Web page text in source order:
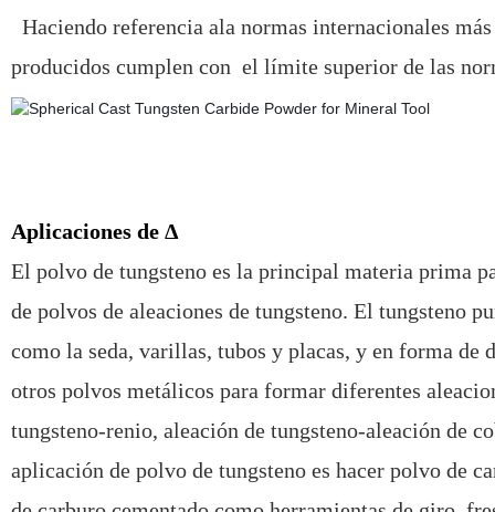
Haciendo referencia ala normas internacionales
producidos cumplen con el límite superior de las
Aplicaciones de Δ
El polvo de tungsteno es la principal materia prima
de polvos de aleaciones de tungsteno. El tungsteno
como la seda, varillas, tubos y placas, y en forma de
otros polvos metálicos para formar diferentes
tungsteno-renio, aleación de tungsteno-aleación de
aplicación de polvo de tungsteno es hacer polvo de